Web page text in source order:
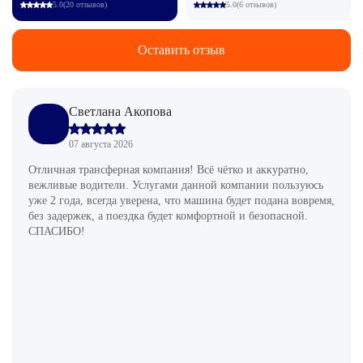
5.0(20 отзывов) 5.0(6 отзывов)
Оставить отзыв
Светлана Акопова
07 августа 2026
Отличная трансферная компания! Всё чётко и аккуратно,
вежливые водители. Услугами данной компании пользуюсь
уже 2 года, всегда уверена, что машина будет подана вовремя,
без задержек, а поездка будет комфортной и безопасной.
СПАСИБО!